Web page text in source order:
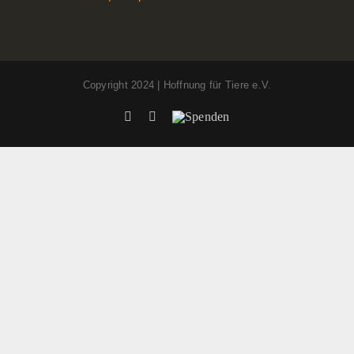
Copyright 2024 | Hoffnung für Tiere e.V.
FacebookInstagram
Spenden